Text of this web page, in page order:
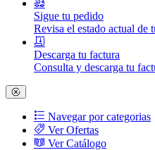
Sigue tu pedido
Revisa el estado actual de
Descarga tu factura
Consulta y descarga tu
Navegar por categorias
Ver Ofertas
Ver Catálogo